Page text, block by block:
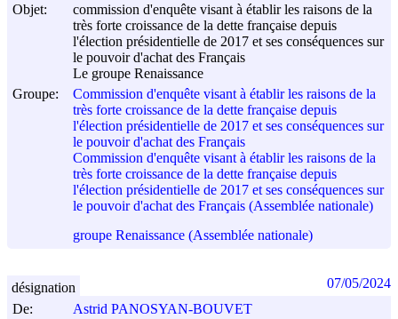
Objet:
commission d'enquête visant à établir les raisons de la
très forte croissance de la dette française depuis
l'élection présidentielle de 2017 et ses conséquences sur
le pouvoir d'achat des Français
Le groupe Renaissance
Groupe:
Commission d'enquête visant à établir les raisons de la
très forte croissance de la dette française depuis
l'élection présidentielle de 2017 et ses conséquences sur
le pouvoir d'achat des Français
Commission d'enquête visant à établir les raisons de la
très forte croissance de la dette française depuis
l'élection présidentielle de 2017 et ses conséquences sur
le pouvoir d'achat des Français (Assemblée nationale)
groupe Renaissance (Assemblée nationale)
De:
Astrid PANOSYAN-BOUVET
désignation 07/05/2024